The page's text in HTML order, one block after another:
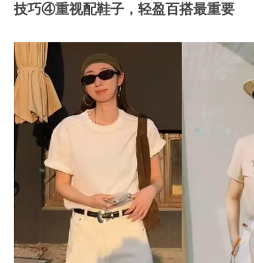
技巧④重视配鞋子，轻盈百搭最重要